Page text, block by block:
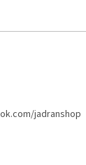
jadranshop